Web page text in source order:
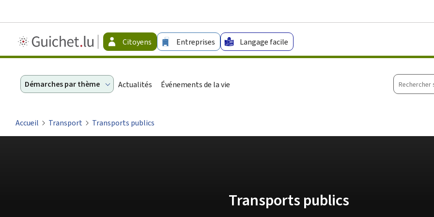
Guichet.lu
-
Citoyens Entreprises Langage facile
Démarches par thème Actualités Événements de la vie
sur
Accueil Transport Transports publics
Transports publics